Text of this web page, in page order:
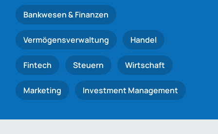
Bankwesen & Finanzen
Vermögensverwaltung Handel
Fintech Steuern Wirtschaft
Marketing Investment Management